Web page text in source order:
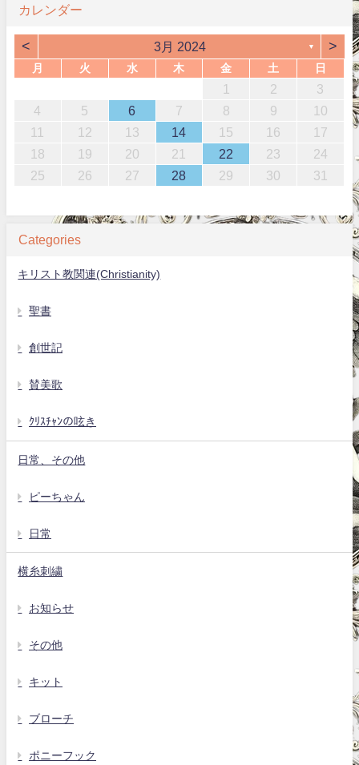
カレンダー
< 3月 2024 ▼ >
月 火 水 木 金 土 日
1 2
3
4
5 6 7 8 9
10
11
12 13 14 15 16
17
18
19 20 21 22 23
24
25
26 27 28 29 30 31
Categories
キリスト教関連(Christianity)
聖書
創世記
賛美歌
ｸﾘｽﾁｬﾝの呟き
日常、その他
ピーちゃん
日常
横糸刺繍
お知らせ
その他
キット
ブローチ
ポニーフック